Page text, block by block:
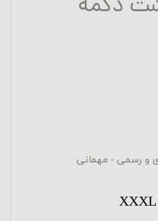
دکمه
و رسمی - مهمانی
XXXL